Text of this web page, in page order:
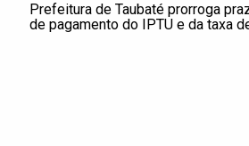
Prefeitura de Taubaté prorroga
de pagamento do IPTU e da taxa